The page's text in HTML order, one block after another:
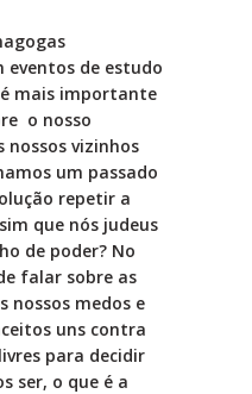
eventos de estudo
mais importante
o nosso
nossos vizinhos
um passado
repetir a
que nós judeus
de poder? No
falar sobre as
nossos medos e
uns contra
para decidir
ser, o que é a